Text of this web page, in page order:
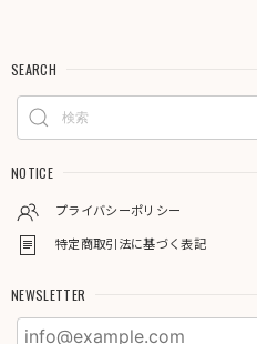
SEARCH
NOTICE
プライバシーポリシー
特定商取引法に基づく表記
NEWSLETTER